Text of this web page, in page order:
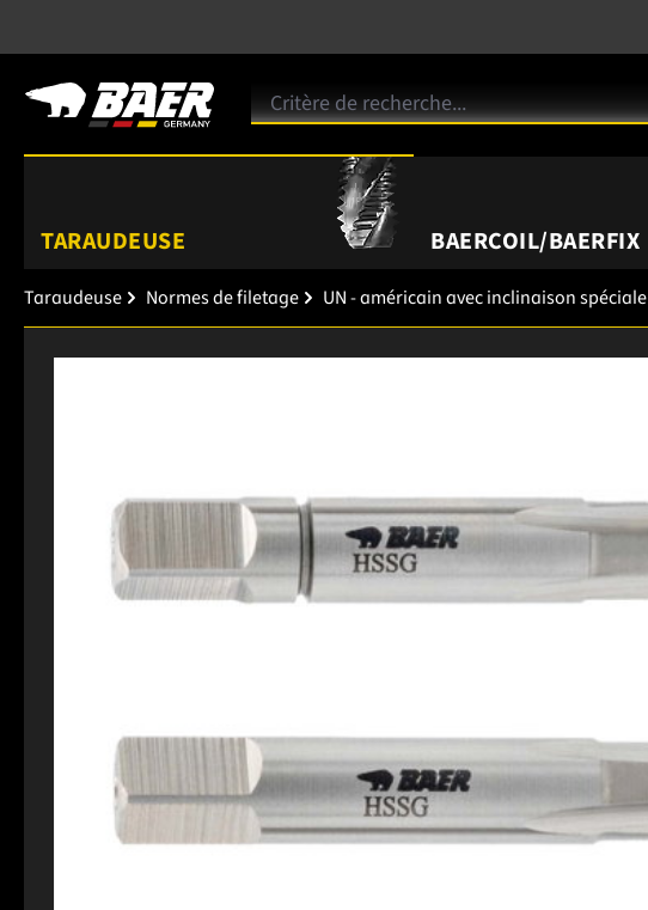
TARAUDEUSE BAERCOIL/BAERFIX
Taraudeuse Normes de filetage UN - américain avec inclinaison spéciale